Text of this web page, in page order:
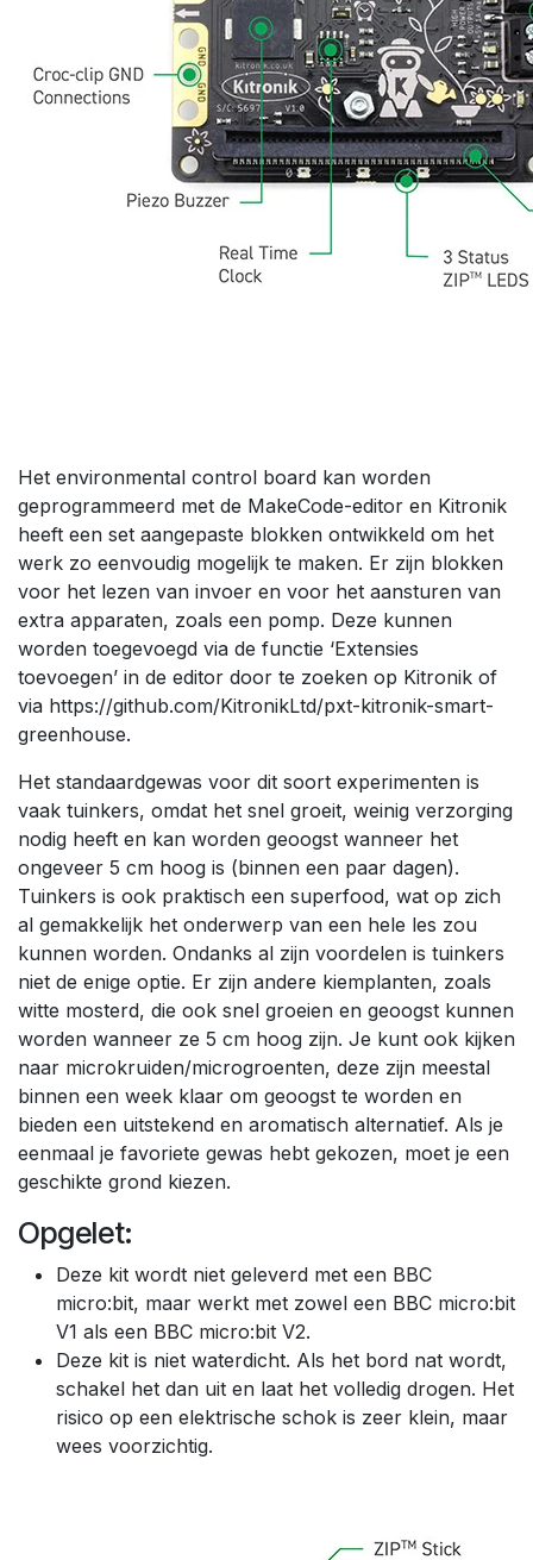
Het environmental control board kan worden
geprogrammeerd met de MakeCode-editor en Kitronik
heeft een set aangepaste blokken ontwikkeld om het
werk zo eenvoudig mogelijk te maken. Er zijn blokken
voor het lezen van invoer en voor het aansturen van
extra apparaten, zoals een pomp. Deze kunnen
worden toegevoegd via de functie ‘Extensies
toevoegen’ in de editor door te zoeken op Kitronik of
via https://github.com/KitronikLtd/pxt-kitronik-smart-
greenhouse.
Het standaardgewas voor dit soort experimenten is
vaak tuinkers, omdat het snel groeit, weinig verzorging
nodig heeft en kan worden geoogst wanneer het
ongeveer 5 cm hoog is (binnen een paar dagen).
Tuinkers is ook praktisch een superfood, wat op zich
al gemakkelijk het onderwerp van een hele les zou
kunnen worden. Ondanks al zijn voordelen is tuinkers
niet de enige optie. Er zijn andere kiemplanten, zoals
witte mosterd, die ook snel groeien en geoogst kunnen
worden wanneer ze 5 cm hoog zijn. Je kunt ook kijken
naar microkruiden/microgroenten, deze zijn meestal
binnen een week klaar om geoogst te worden en
bieden een uitstekend en aromatisch alternatief. Als je
eenmaal je favoriete gewas hebt gekozen, moet je een
geschikte grond kiezen.
Opgelet:
Deze kit wordt niet geleverd met een BBC
micro:bit, maar werkt met zowel een BBC micro:bit
V1 als een BBC micro:bit V2.
Deze kit is niet waterdicht. Als het bord nat wordt,
schakel het dan uit en laat het volledig drogen. Het
risico op een elektrische schok is zeer klein, maar
wees voorzichtig.